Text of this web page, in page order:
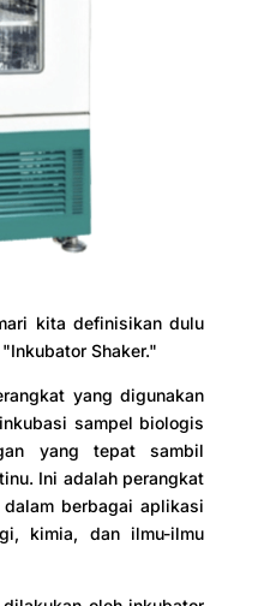
kita definisikan dulu
Shaker."
yang digunakan
sampel biologis
yang tepat sambil
Ini adalah perangkat
berbagai aplikasi
kimia, dan ilmu-ilmu